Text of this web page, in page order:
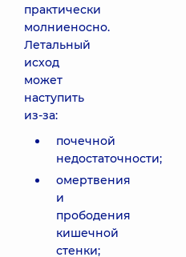
практически
молниеносно.
Летальный
исход
может
наступить
из-за:
почечной
недостаточности;
омертвения
и
прободения
кишечной
стенки;